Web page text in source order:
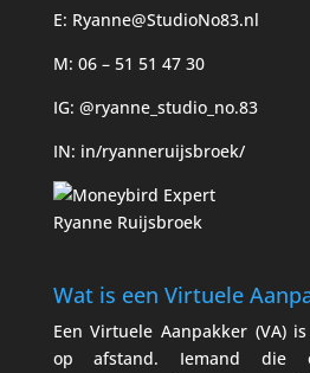
E: Ryanne@StudioNo83.nl
M: 06 – 51 51 47 30
IG: @ryanne_studio_no.83
IN: in/ryanneruijsbroek/
Wat is een Virtuele
Een Virtuele Aanpakker (VA)
op afstand. Iemand die